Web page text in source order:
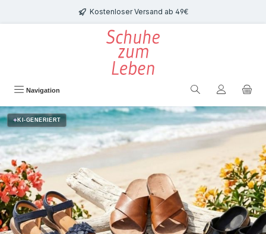
Zum Hauptinhalt springen Kostenloser Versand ab 49€
Navigation
Bildergalerie überspringen
✦ KI-GENERIERT